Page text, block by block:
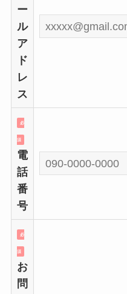
ー
ル
ア
ド
レ
ス
必
須
電
話
番
号
必
須
お
問